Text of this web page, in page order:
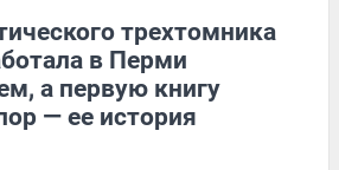
трехтомника
в Перми
а первую книгу
— ее история